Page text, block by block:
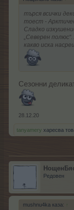
търся всички
тоест -
Сладко
„Северен
какво иска
Сезонни
28.12.20
tanyamery харесва
Редовен
mushnu4ka каза: ↑